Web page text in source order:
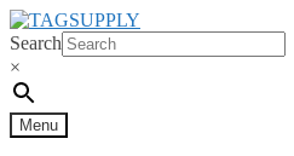
Spring
til
navigation
Spring
til
indhold
Search
×
Menu